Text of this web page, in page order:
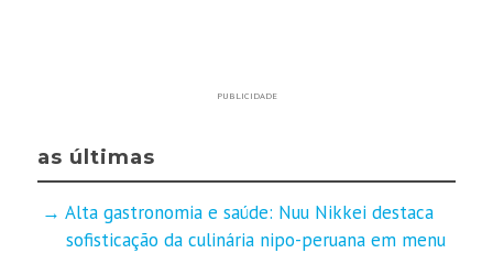
PUBLICIDADE
as últimas
Alta gastronomia e saúde: Nuu Nikkei destaca
sofisticação da culinária nipo-peruana em menu